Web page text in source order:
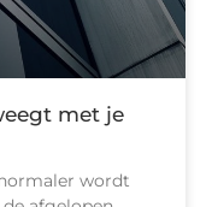
met je
wordt